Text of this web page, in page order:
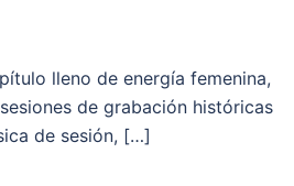
lleno de energía femenina,
de grabación históricas
de sesión, […]